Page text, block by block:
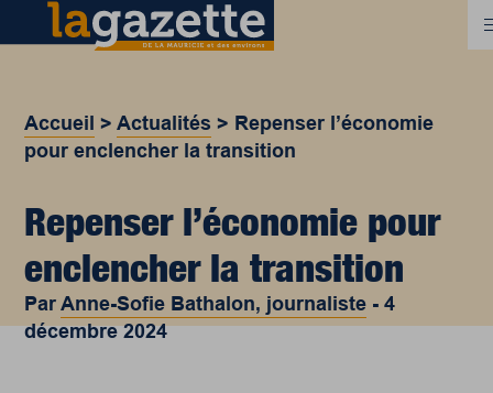
Accueil >Actualités > Repenser l’économie
pour enclencher la transition
Repenser l’économie pour
enclencher la transition
ParAnne-Sofie Bathalon, journaliste -4
décembre 2024